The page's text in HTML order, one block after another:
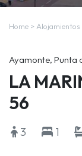
Home > Alojamientos
Ayamonte, Punta
LA
56
3 1